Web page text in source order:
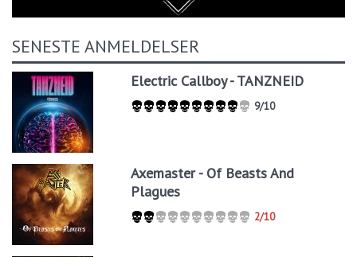
SENESTE ANMELDELSER
Electric Callboy - TANZNEID
9/10
Axemaster - Of Beasts And
Plagues
2/10